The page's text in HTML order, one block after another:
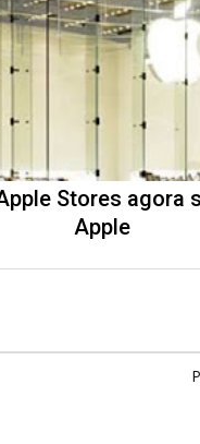
Stores agora
Apple